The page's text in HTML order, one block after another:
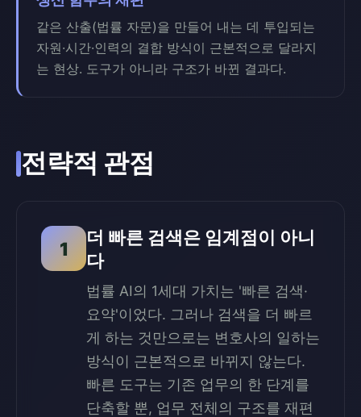
같은 산출(법률 자문)을 만들어 내는 데 투입되는
자원·시간·인력의 결합 방식이 근본적으로 달라지
는 현상. 도구가 아니라 구조가 바뀐 결과다.
전략적 관점
1
더 빠른 검색은 임계점이 아니
다
법률 AI의 1세대 가치는 '빠른 검색·
요약'이었다. 그러나 검색을 더 빠르
게 하는 것만으로는 변호사의 일하는
방식이 근본적으로 바뀌지 않는다.
빠른 도구는 기존 업무의 한 단계를
단축할 뿐, 업무 전체의 구조를 재편